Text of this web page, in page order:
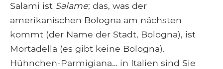
Salami ist Salame; das, was der
amerikanischen Bologna am nächsten
kommt (der Name der Stadt, Bologna), ist
Mortadella (es gibt keine Bologna).
Hühnchen-Parmigiana… in Italien sind Sie